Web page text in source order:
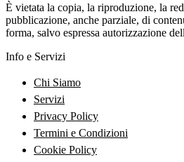
È vietata la copia, la riproduzione, la
pubblicazione, anche parziale, di
forma, salvo espressa autorizzazione
Info e Servizi
Chi Siamo
Servizi
Privacy Policy
Termini e Condizioni
Cookie Policy